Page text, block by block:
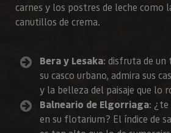
carnes y los postres de leche como
canutillos de crema.
Bera y Lesaka: disfruta de un
su casco urbano, admira sus
y la belleza del paisaje que lo
Balneario de Elgorriaga: ¿te
en su flotarium? El índice de